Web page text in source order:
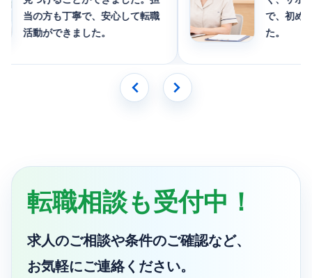
当の方も丁寧で、安心して転職
活動ができました。
で、初めて
た。
転職相談も受付中！
求人のご相談や条件のご確認など、
お気軽にご連絡ください。